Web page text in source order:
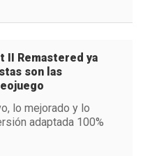
II Remastered ya
son las
lo mejorado y lo
adaptada 100%